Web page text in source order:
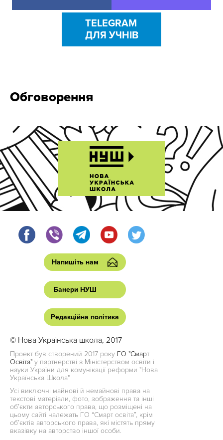
TELEGRAM
ДЛЯ УЧНІВ
Обговорення
Напишіть нам
Банери НУШ
Редакційна політика
© Нова Українська школа, 2017
Проект був створений 2017 року ГО "Смарт
Освіта" у партнерстві з Міністерством освіти і
науки України для комунікації реформи "Нова
Українська Школа"
Усі виключні майнові й немайнові права на
текстові матеріали, фото, зображення та інші
об’єкти авторського права, що розміщені на
цьому сайті належать ГО “Смарт освіта”, крім
об’єктів авторського права, які містять пряму
вказівку на авторство іншої особи.